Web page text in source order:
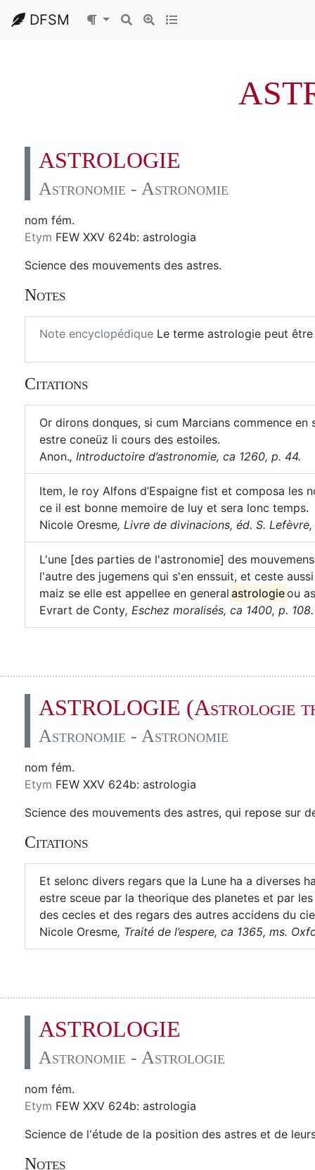
DFSM
ASTROLOGIE
Astronomie - Astronomie
nom fém.
Etym FEW XXV 624b: astrologia
Science des mouvements des astres.
Notes
Note encyclopédique Le terme astrologie peut
Citations
Or dirons donques, si cum Marcians commence
estre coneüz li cours des estoiles.
Anon., Introductoire d’astronomie, ca 1260, p. 44.
Item, le roy Alfons d’Espaigne fist et composa les
ce il est bonne memoire de luy et sera lonc temps.
Nicole Oresme, Livre de divinacions, éd. S.
L'une [des parties de l'astronomie] des
l'autre des jugemens qui s'en enssuit, et ceste
maiz se elle est appellee en general astrologieou
Evrart de Conty, Eschez moralisés, ca 1400, p. 108.
ASTROLOGIE (Astrologie
Astronomie - Astronomie
nom fém.
Etym FEW XXV 624b: astrologia
Science des mouvements des astres, qui repose sur
Citations
Et selonc divers regars que la Lune ha a diverses
estre sceue par la theorique des planetes et par
des cecles et des regars des autres accidens du
Nicole Oresme, Traité de l’espere, ca 1365, ms.
ASTROLOGIE
Astronomie - Astrologie
nom fém.
Etym FEW XXV 624b: astrologia
Science de l'étude de la position des astres et de
Notes